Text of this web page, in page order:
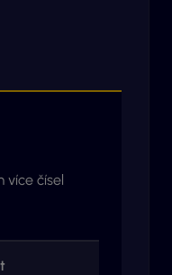
více čísel